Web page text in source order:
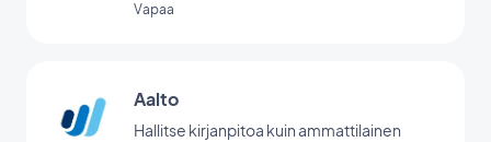
Vapaa
Aalto
Hallitse kirjanpitoa kuin ammattilainen